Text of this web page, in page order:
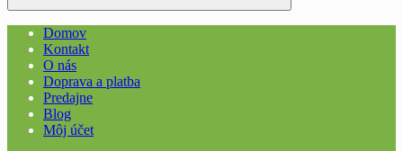
Domov
Kontakt
O nás
Doprava a platba
Predajne
Blog
Môj účet